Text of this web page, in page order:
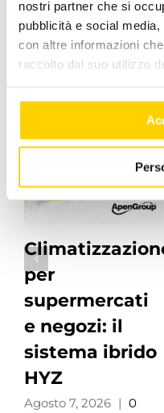
nostri partner che si
pubblicità e social
con altre informazioni
raccolto dal suo utilizzo
Post correlati
per
supermercati
e negozi: il
sistema ibrido
HYZ
Agosto 7, 2026 | 0